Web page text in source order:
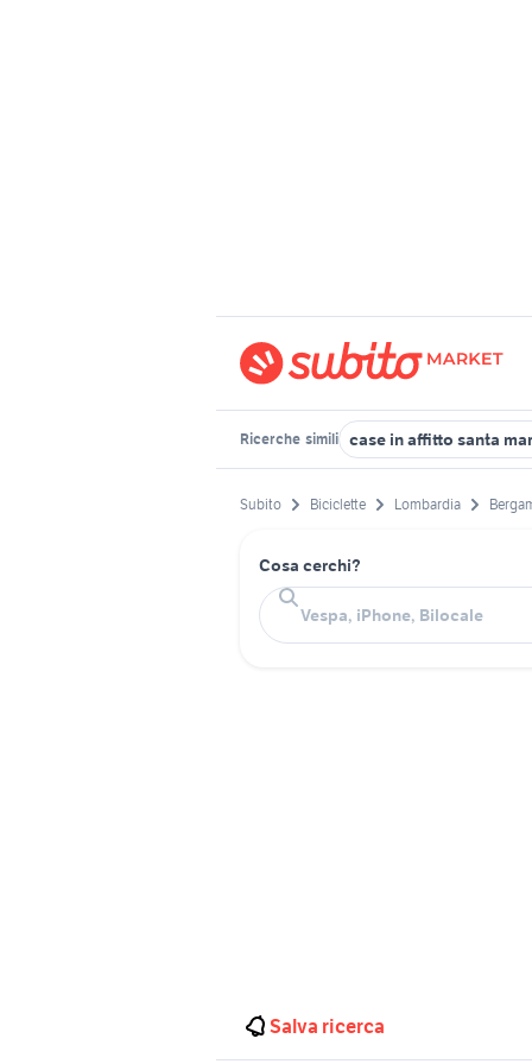
Ricerche simili case in affitto santa
Subito Biciclette Lombardia
Cosa cerchi?
Salva ricerca